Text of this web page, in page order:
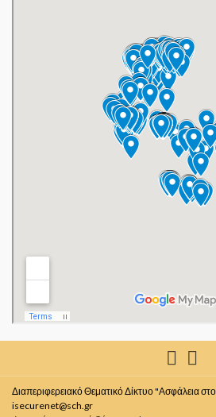
Διαπεριφερειακό Θεματικό Δίκτυο "Ασφάλεια
isecurenet@sch.gr